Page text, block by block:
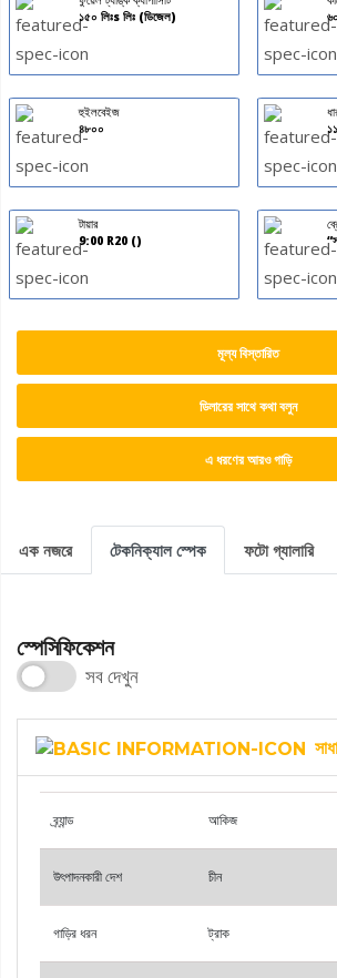
১৫০ লিঃs লিঃ (ডিজেল)
হুইলবেইজ
৪৮০০
টায়ার
9:00 R20 ()
মূল্য বিস্তারিত
ডিলারের সাথে কথা বলুন
এ ধরণের আরও গাড়ি
এক নজরে টেকনিক্যাল স্পেক ফটো গ্যালারি
স্পেসিফিকেশন
সব দেখুন
ব্র্যান্ড আকিজ
উৎপাদনকারী দেশ চীন
গাড়ির ধরন ট্রাক